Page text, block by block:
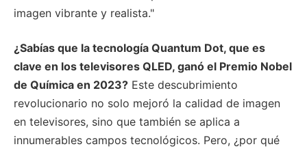
imagen vibrante y realista."
¿Sabías que la tecnología Quantum Dot, que es
clave en los televisores QLED, ganó el Premio Nobel
de Química en 2023? Este descubrimiento
revolucionario no solo mejoró la calidad de imagen
en televisores, sino que también se aplica a
innumerables campos tecnológicos. Pero, ¿por qué